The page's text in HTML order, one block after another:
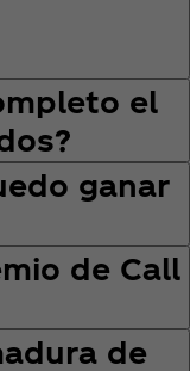
el
ganar
de Call
de